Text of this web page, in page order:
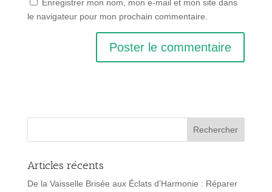
Enregistrer mon nom, mon e-mail et mon site dans
le navigateur pour mon prochain commentaire.
Articles récents
De la Vaisselle Brisée aux Éclats d’Harmonie : Réparer